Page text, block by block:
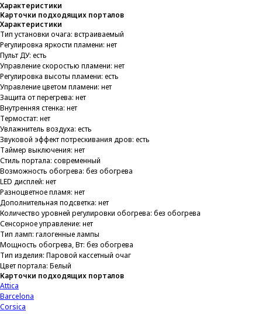
Характеристики
Карточки подходящих порталов
Характеристики
Тип установки очага: встраиваемый
Регулировка яркости пламени: нет
Пульт ДУ: есть
Управление скоростью пламени: нет
Регулировка высоты пламени: есть
Управление цветом пламени: нет
Защита от перегрева: нет
Внутренняя стенка: нет
Термостат: нет
Увлажнитель воздуха: есть
Звуковой эффект потрескивания дров: есть
Таймер выключения: нет
Стиль портала: современный
Возможность обогрева: без обогрева
LED дисплей: нет
Разноцветное пламя: нет
Дополнительная подсветка: нет
Количество уровней регулировки обогрева: без обогрева
Сенсорное управление: нет
Тип ламп: галогенные лампы
Мощность обогрева, Вт: без обогрева
Тип изделия: Паровой кассетный очаг
Цвет портала: Белый
Карточки подходящих порталов
Attica
Barcelona
Corsica